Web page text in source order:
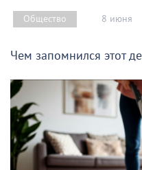
Общество 8 июня
Чем запомнился этот